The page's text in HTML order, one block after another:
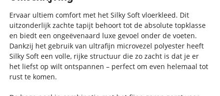
Ervaar ultiem comfort met het Silky Soft vloerkleed. Dit
uitzonderlijk zachte tapijt behoort tot de absolute topklasse
en biedt een ongeëvenaard luxe gevoel onder de voeten.
Dankzij het gebruik van ultrafijn microvezel polyester heeft
Silky Soft een volle, rijke structuur die zo zacht is dat je er
het liefst op wilt ontspannen – perfect om even helemaal tot
rust te komen.